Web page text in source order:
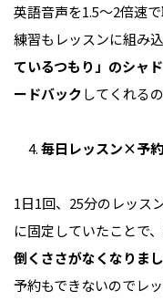
英語音声を1.5～2倍速
練習もレッスンに組み
ているつもり」のシャ
ードバックしてくれる
毎日レッスン×予
1日1回、25分のレッス
に固定していたことで
倒くささがなくなりま
予約もできないのでレ